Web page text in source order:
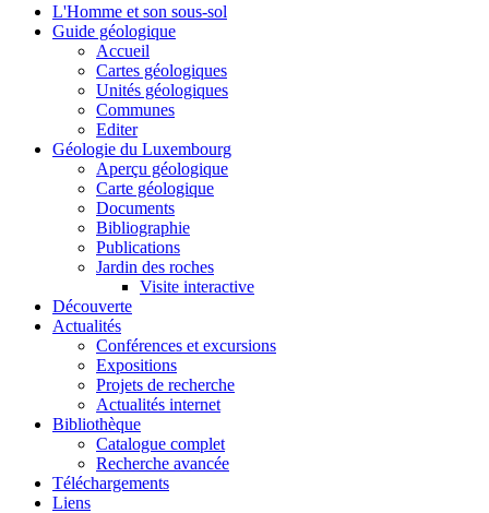
L'Homme et son sous-sol
Guide géologique
Accueil
Cartes géologiques
Unités géologiques
Communes
Editer
Géologie du Luxembourg
Aperçu géologique
Carte géologique
Documents
Bibliographie
Publications
Jardin des roches
Visite interactive
Découverte
Actualités
Conférences et excursions
Expositions
Projets de recherche
Actualités internet
Bibliothèque
Catalogue complet
Recherche avancée
Téléchargements
Liens